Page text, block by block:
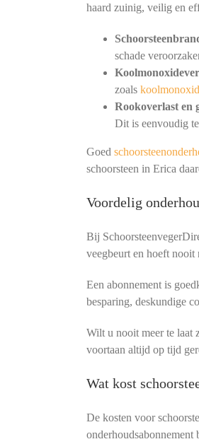
haard zuinig, veilig en
schade
zoals
Rookoverlast en
Dit is eenvoudig
Goed
schoorsteen in Erica
Voordelig
Bij
veegbeurt en hoeft
Een abonnement is
besparing, deskundige
Wilt u nooit meer te laat
voortaan altijd op tijd
Wat kost
De kosten voor
onderhoudsabonnement